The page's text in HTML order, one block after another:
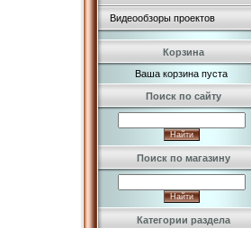
Видеообзоры проектов
Корзина
Ваша корзина пуста
Поиск по сайту
Поиск по магазину
Категории раздела